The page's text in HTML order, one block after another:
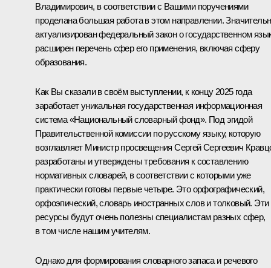
Владимирович, в соответствии с Вашими поручениями
проделана большая работа в этом направлении.
актуализирован федеральный закон о государственном
расширен перечень сфер его применения, включая сферу
образования.
Как Вы сказали в своём выступлении, к концу 2025 года
заработает уникальная государственная информационная
система «Национальный словарный фонд». Под эгидой
Правительственной комиссии по русскому языку, которую
возглавляет Министр просвещения Сергей Сергеевич
разработаны и утверждены требования к составлению
нормативных словарей, в соответствии с которыми уже
практически готовы первые четыре. Это орфографический,
орфоэпический, словарь иностранных слов и толковый. Эти
ресурсы будут очень полезны специалистам разных сфер,
в том числе нашим учителям.
Однако для формирования словарного запаса и речевого